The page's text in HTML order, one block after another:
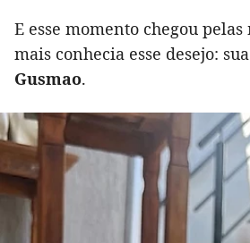
E esse momento chegou
mais conhecia esse desejo:
Gusmao.